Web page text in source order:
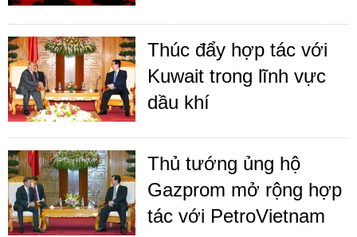
Thúc đẩy hợp tác với
Kuwait trong lĩnh vực
dầu khí
Thủ tướng ủng hộ
Gazprom mở rộng hợp
tác với PetroVietnam